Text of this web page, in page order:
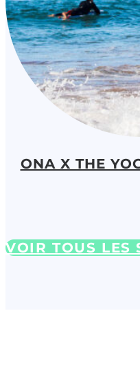
ONA X THE
VOIR TOUS LES